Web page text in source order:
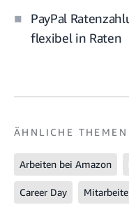
PayPal
flexibel in Raten
ÄHNLICHE THEMEN
Arbeiten bei Amazon
Career Day